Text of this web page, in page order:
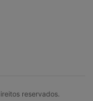
reservados.